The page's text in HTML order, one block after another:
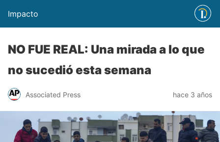
Impacto
NO FUE REAL: Una mirada a lo que
no sucedió esta semana
Associated Press hace 3 años